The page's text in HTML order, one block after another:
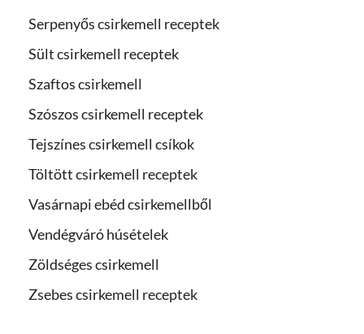
Serpenyős csirkemell receptek
Sült csirkemell receptek
Szaftos csirkemell
Szószos csirkemell receptek
Tejszínes csirkemell csíkok
Töltött csirkemell receptek
Vasárnapi ebéd csirkemellből
Vendégváró húsételek
Zöldséges csirkemell
Zsebes csirkemell receptek